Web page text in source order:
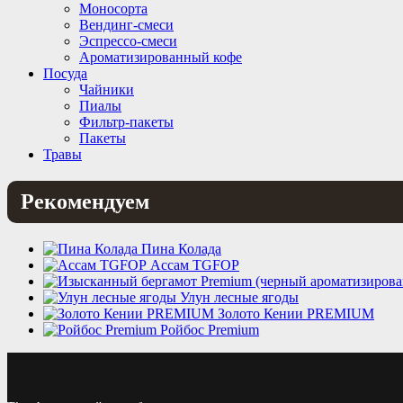
Моносорта
Вендинг-смеси
Эспрессо-смеси
Ароматизированный кофе
Посуда
Чайники
Пиалы
Фильтр-пакеты
Пакеты
Травы
Рекомендуем
Пина Колада
Ассам TGFOP
Улун лесные ягоды
Золото Кении PREMIUM
Ройбос Premium